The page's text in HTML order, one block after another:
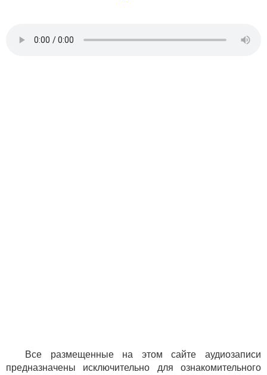
Все размещенные на этом сайте аудиозаписи
предназначены исключительно для ознакомительного